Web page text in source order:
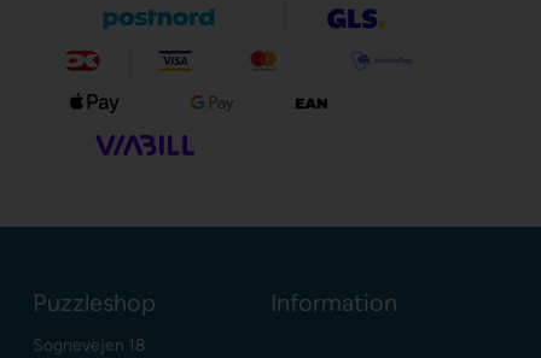
Puzzleshop
Sognevejen 18
Information